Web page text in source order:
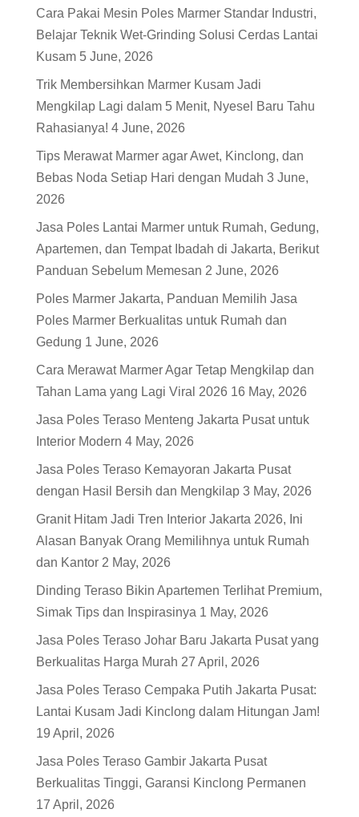
Cara Pakai Mesin Poles Marmer Standar Industri,
Belajar Teknik Wet-Grinding Solusi Cerdas Lantai
Kusam 5 June, 2026
Trik Membersihkan Marmer Kusam Jadi
Mengkilap Lagi dalam 5 Menit, Nyesel Baru Tahu
Rahasianya! 4 June, 2026
Tips Merawat Marmer agar Awet, Kinclong, dan
Bebas Noda Setiap Hari dengan Mudah 3 June,
2026
Jasa Poles Lantai Marmer untuk Rumah, Gedung,
Apartemen, dan Tempat Ibadah di Jakarta, Berikut
Panduan Sebelum Memesan 2 June, 2026
Poles Marmer Jakarta, Panduan Memilih Jasa
Poles Marmer Berkualitas untuk Rumah dan
Gedung 1 June, 2026
Cara Merawat Marmer Agar Tetap Mengkilap dan
Tahan Lama yang Lagi Viral 2026 16 May, 2026
Jasa Poles Teraso Menteng Jakarta Pusat untuk
Interior Modern 4 May, 2026
Jasa Poles Teraso Kemayoran Jakarta Pusat
dengan Hasil Bersih dan Mengkilap 3 May, 2026
Granit Hitam Jadi Tren Interior Jakarta 2026, Ini
Alasan Banyak Orang Memilihnya untuk Rumah
dan Kantor 2 May, 2026
Dinding Teraso Bikin Apartemen Terlihat Premium,
Simak Tips dan Inspirasinya 1 May, 2026
Jasa Poles Teraso Johar Baru Jakarta Pusat yang
Berkualitas Harga Murah 27 April, 2026
Jasa Poles Teraso Cempaka Putih Jakarta Pusat:
Lantai Kusam Jadi Kinclong dalam Hitungan Jam!
19 April, 2026
Jasa Poles Teraso Gambir Jakarta Pusat
Berkualitas Tinggi, Garansi Kinclong Permanen
17 April, 2026